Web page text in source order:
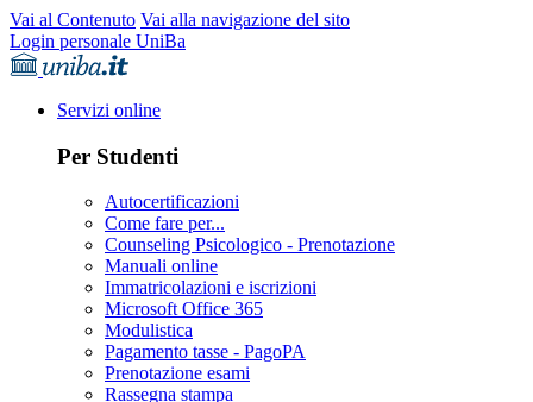
Vai al Contenuto Vai alla navigazione del sito
Login personale UniBa
Servizi online
Per Studenti
Autocertificazioni
Come fare per...
Counseling Psicologico - Prenotazione
Manuali online
Immatricolazioni e iscrizioni
Microsoft Office 365
Modulistica
Pagamento tasse - PagoPA
Prenotazione esami
Rassegna stampa